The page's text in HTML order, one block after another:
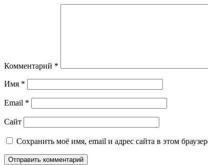
Комментарий *
Имя *
Email *
Сайт
Сохранить моё имя, email и адрес сайта в этом